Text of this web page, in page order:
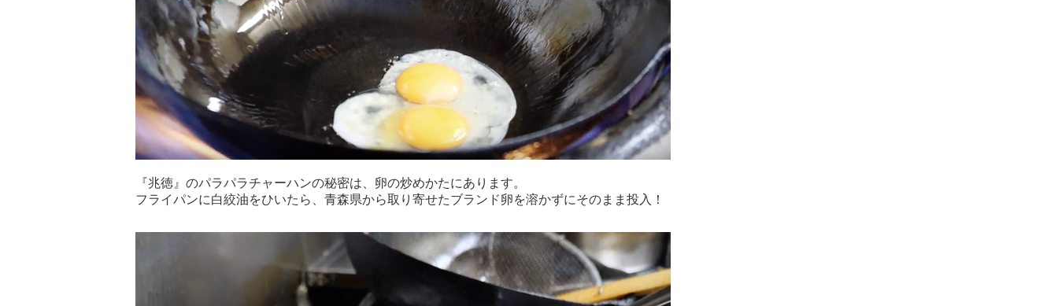
『兆徳』のパラパラチャーハンの秘密は、卵の炒めかたにあります。
フライパンに白絞油をひいたら、青森県から取り寄せたブランド卵を溶かずにそのまま投入！